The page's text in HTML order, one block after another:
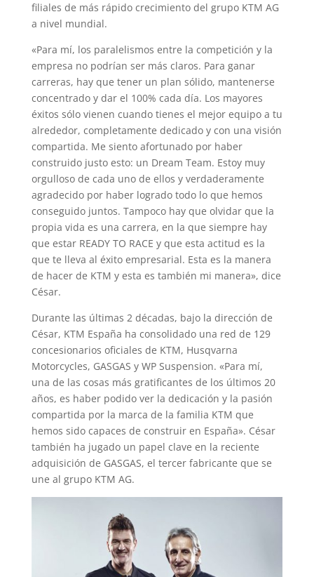
filiales de más rápido crecimiento del grupo KTM AG
a nivel mundial.
«Para mí, los paralelismos entre la competición y la
empresa no podrían ser más claros. Para ganar
carreras, hay que tener un plan sólido, mantenerse
concentrado y dar el 100% cada día. Los mayores
éxitos sólo vienen cuando tienes el mejor equipo a tu
alrededor, completamente dedicado y con una visión
compartida. Me siento afortunado por haber
construido justo esto: un Dream Team. Estoy muy
orgulloso de cada uno de ellos y verdaderamente
agradecido por haber logrado todo lo que hemos
conseguido juntos. Tampoco hay que olvidar que la
propia vida es una carrera, en la que siempre hay
que estar READY TO RACE y que esta actitud es la
que te lleva al éxito empresarial. Esta es la manera
de hacer de KTM y esta es también mi manera», dice
César.
Durante las últimas 2 décadas, bajo la dirección de
César, KTM España ha consolidado una red de 129
concesionarios oficiales de KTM, Husqvarna
Motorcycles, GASGAS y WP Suspension. «Para mí,
una de las cosas más gratificantes de los últimos 20
años, es haber podido ver la dedicación y la pasión
compartida por la marca de la familia KTM que
hemos sido capaces de construir en España». César
también ha jugado un papel clave en la reciente
adquisición de GASGAS, el tercer fabricante que se
une al grupo KTM AG.